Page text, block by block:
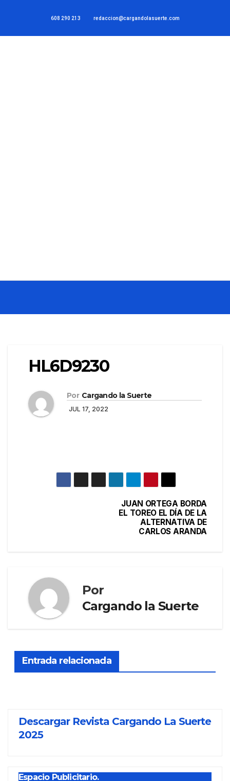
608 290 213 redaccion@cargandolasuerte.com
HL6D9230
Por Cargando la Suerte
JUL 17, 2022
JUAN ORTEGA BORDA
EL TOREO EL DÍA DE LA
ALTERNATIVA DE
CARLOS ARANDA
Por
Cargando la Suerte
Entrada relacionada
Descargar Revista Cargando La Suerte
2025
Espacio Publicitario.